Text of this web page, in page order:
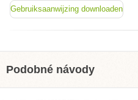
Gebruiksaanwijzing downloaden
Podobné návody